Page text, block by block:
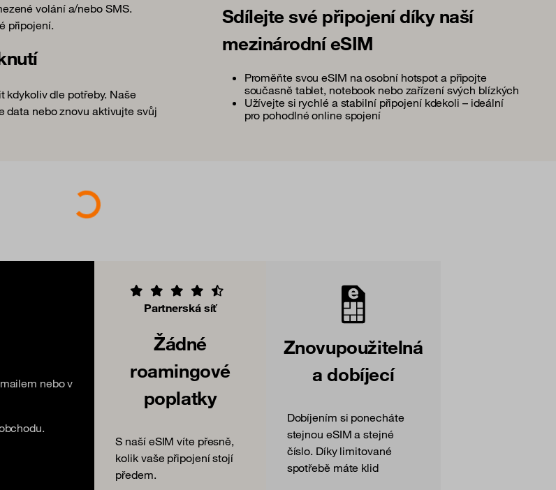
volání a/nebo SMS.
připojení.
kdykoliv dle potřeby. Naše
data nebo znovu aktivujte svůj
Sdílejte své připojení díky naší
mezinárodní eSIM
Proměňte svou eSIM na osobní hotspot a připojte
současně tablet, notebook nebo zařízení svých blízkých
Užívejte si rychlé a stabilní připojení kdekoli – ideální
pro pohodlné online spojení
nebo v
Partnerská síť
Žádné
roamingové
poplatky
S naší eSIM víte přesně,
kolik vaše připojení stojí
předem.
Znovupoužitelná
a dobíjecí
Dobíjením si ponecháte
stejnou eSIM a stejné
číslo. Díky limitované
spotřebě máte klid
Loading...